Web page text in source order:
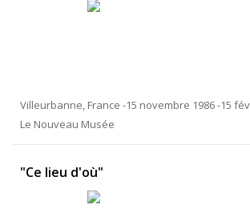
Villeurbanne, France -15 novembre 1986 -15
Le Nouveau Musée
"Ce lieu d'où"